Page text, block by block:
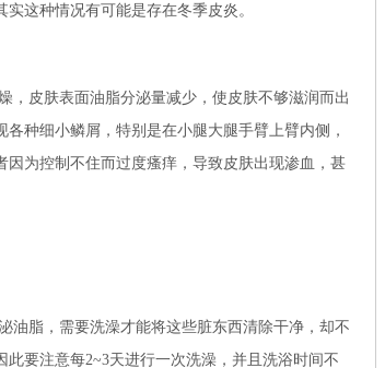
这种情况有可能是存在冬季皮炎。
，皮肤表面油脂分泌量减少，使皮肤不够滋润而出
种细小鳞屑，特别是在小腿大腿手臂上臂内侧，
为控制不住而过度瘙痒，导致皮肤出现渗血，甚
油脂，需要洗澡才能将这些脏东西清除干净，却不
要注意每2~3天进行一次洗澡，并且洗浴时间不